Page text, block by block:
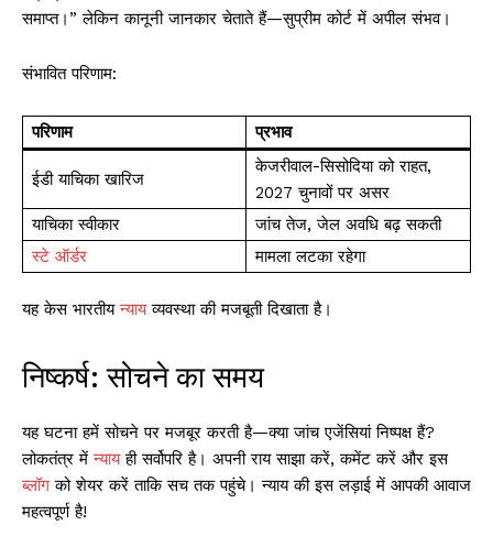
समाप्त।” लेकिन कानूनी जानकार चेताते हैं—सुप्रीम कोर्ट में अपील संभव।
संभावित परिणाम:
परिणाम प्रभाव
ईडी याचिका खारिज
केजरीवाल-सिसोदिया को राहत,
2027 चुनावों पर असर
याचिका स्वीकार
जांच तेज, जेल अवधि बढ़ सकती
स्टे ऑर्डर
मामला लटका रहेगा
यह केस भारतीयन्यायव्यवस्था की मजबूती दिखाता है।
निष्कर्ष: सोचने का समय
यह घटना हमें सोचने पर मजबूर करती है—क्या जांच एजेंसियां निष्पक्ष हैं?
लोकतंत्र मेंन्यायही सर्वोपरि है। अपनी राय साझा करें, कमेंट करें और इस
ब्लॉग को शेयर करें ताकि सच तक पहुंचे। न्याय की इस लड़ाई में आपकी आवाज
महत्वपूर्ण है!